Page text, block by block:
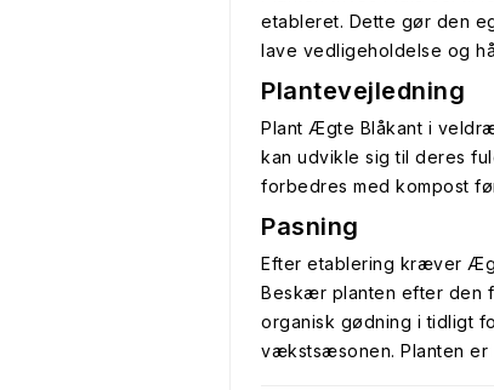
etableret. Dette gør den
lave vedligeholdelse og
Plantevejledning
Plant Ægte Blåkant i
kan udvikle sig til deres
forbedres med kompost
Pasning
Efter etablering kræver
Beskær planten efter den
organisk gødning i tidligt
vækstsæsonen. Planten